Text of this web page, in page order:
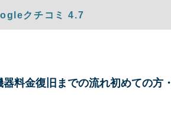
クチコミ 4.7
器料金復旧までの流れ初めての方・